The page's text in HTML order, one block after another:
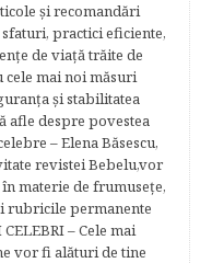
şi recomandări
practici eficiente,
de viaţă trăite de
mai noi măsuri
şi stabilitatea
afle despre povestea
– Elena Băsescu,
revistei Bebelu,vor
materie de frumuseţe,
rubricile permanente
– Cele mai
vor fi alături de tine